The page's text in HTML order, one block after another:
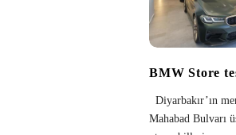
BMW Store
Diyarbakır’ın
Mahabad Bulvarı